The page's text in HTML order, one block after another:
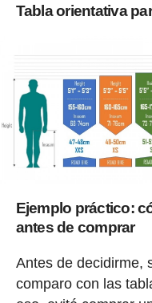
Tabla orientativa
Ejemplo práctico:
antes de comprar
Antes de decidirme,
comparo con las